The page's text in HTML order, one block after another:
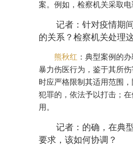
案。例如，检察机关采取
记者：针对疫情期
的关系？检察机关处理
熊秋红 ：典型案例的
暴力伤医行为，鉴于其所
时应严格限制其适用范围
犯罪的，依法予以打击；
用。
记者：的确，在典
要求，该如何协调？